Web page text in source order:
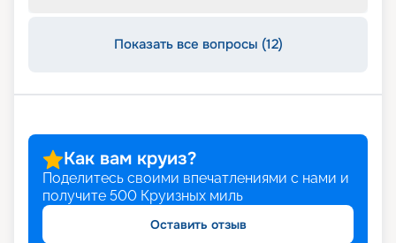
Показать все вопросы (12)
Как вам круиз?
Поделитесь своими впечатлениями с нами и
получите 500 Круизных миль
Оставить отзыв